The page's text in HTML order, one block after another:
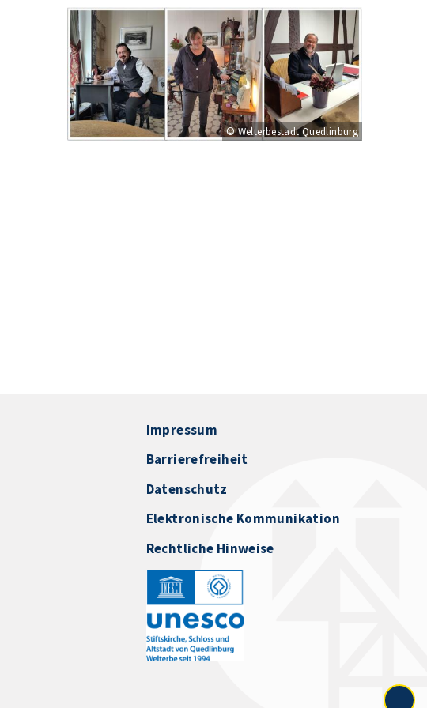
© Welterbestadt Quedlinburg
Impressum
Barrierefreiheit
Datenschutz
Elektronische Kommunikation
Rechtliche Hinweise